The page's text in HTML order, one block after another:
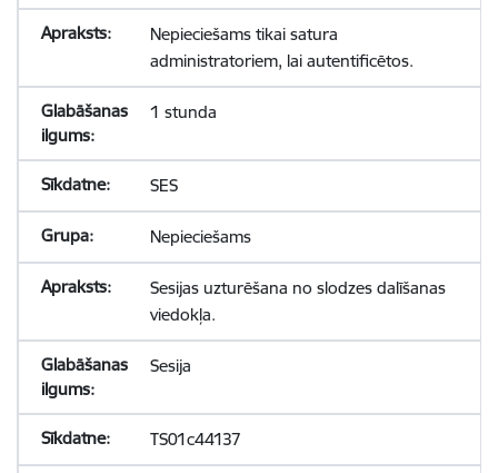
Nepieciešams tikai satura
administratoriem, lai autentificētos.
1 stunda
SES
Nepieciešams
Sesijas uzturēšana no slodzes dalīšanas
viedokļa.
Sesija
TS01c44137